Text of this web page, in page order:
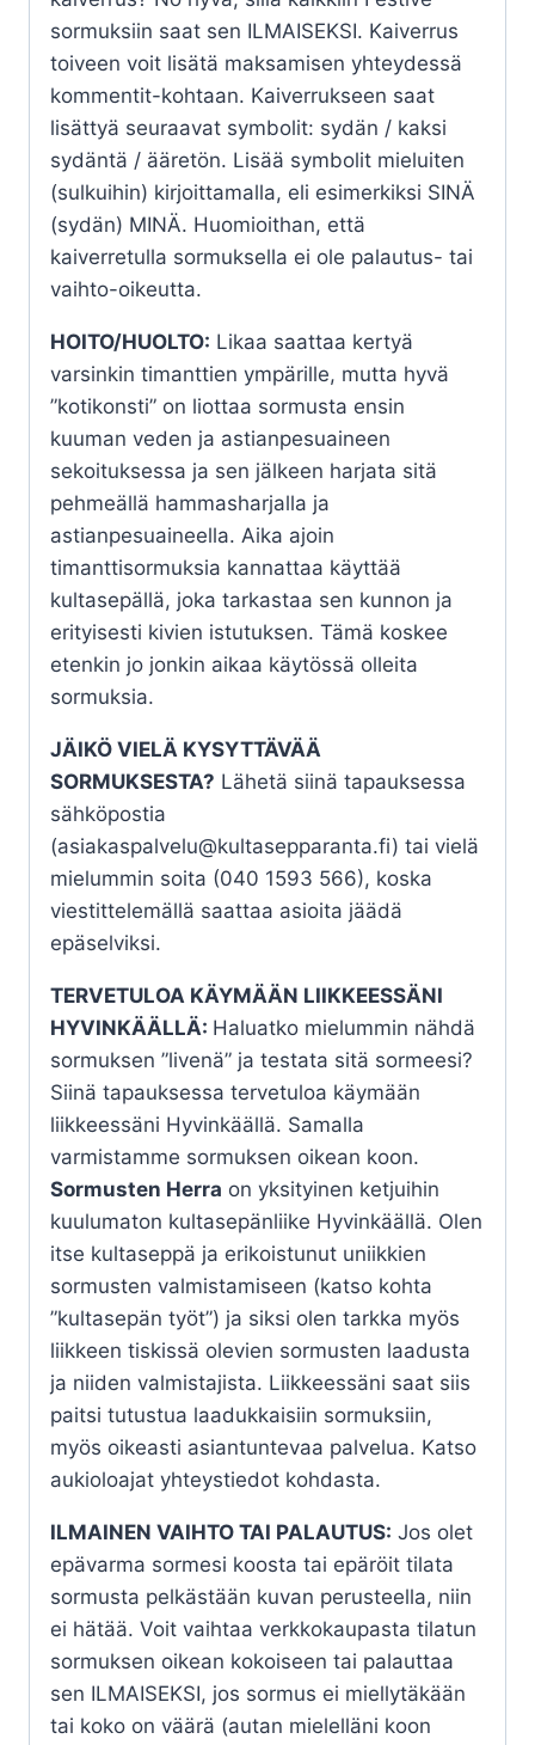
sormuksiin saat sen ILMAISEKSI. Kaiverrus
toiveen voit lisätä maksamisen yhteydessä
kommentit-kohtaan. Kaiverrukseen saat
lisättyä seuraavat symbolit: sydän / kaksi
sydäntä / ääretön. Lisää symbolit mieluiten
(sulkuihin) kirjoittamalla, eli esimerkiksi SINÄ
(sydän) MINÄ. Huomioithan, että
kaiverretulla sormuksella ei ole palautus- tai
vaihto-oikeutta.
HOITO/HUOLTO: Likaa saattaa kertyä
varsinkin timanttien ympärille, mutta hyvä
”kotikonsti” on liottaa sormusta ensin
kuuman veden ja astianpesuaineen
sekoituksessa ja sen jälkeen harjata sitä
pehmeällä hammasharjalla ja
astianpesuaineella. Aika ajoin
timanttisormuksia kannattaa käyttää
kultasepällä, joka tarkastaa sen kunnon ja
erityisesti kivien istutuksen. Tämä koskee
etenkin jo jonkin aikaa käytössä olleita
sormuksia.
JÄIKÖ VIELÄ KYSYTTÄVÄÄ
SORMUKSESTA? Lähetä siinä tapauksessa
sähköpostia
(asiakaspalvelu@kultasepparanta.fi) tai vielä
mielummin soita (040 1593 566), koska
viestittelemällä saattaa asioita jäädä
epäselviksi.
TERVETULOA KÄYMÄÄN LIIKKEESSÄNI
HYVINKÄÄLLÄ: Haluatko mielummin nähdä
sormuksen ”livenä” ja testata sitä sormeesi?
Siinä tapauksessa tervetuloa käymään
liikkeessäni Hyvinkäällä. Samalla
varmistamme sormuksen oikean koon.
Sormusten Herra on yksityinen ketjuihin
kuulumaton kultasepänliike Hyvinkäällä. Olen
itse kultaseppä ja erikoistunut uniikkien
sormusten valmistamiseen (katso kohta
”kultasepän työt”) ja siksi olen tarkka myös
liikkeen tiskissä olevien sormusten laadusta
ja niiden valmistajista. Liikkeessäni saat siis
paitsi tutustua laadukkaisiin sormuksiin,
myös oikeasti asiantuntevaa palvelua. Katso
aukioloajat yhteystiedot kohdasta.
ILMAINEN VAIHTO TAI PALAUTUS: Jos olet
epävarma sormesi koosta tai epäröit tilata
sormusta pelkästään kuvan perusteella, niin
ei hätää. Voit vaihtaa verkkokaupasta tilatun
sormuksen oikean kokoiseen tai palauttaa
sen ILMAISEKSI, jos sormus ei miellytäkään
tai koko on väärä (autan mielelläni koon